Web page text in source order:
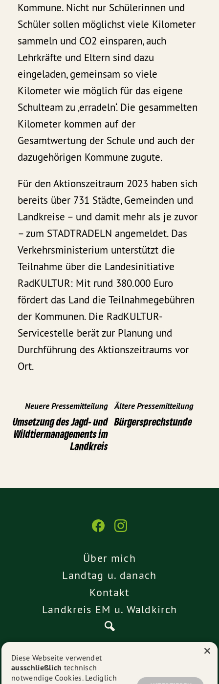
Kommune. Nicht nur Schülerinnen und
Schüler sollen möglichst viele Kilometer
sammeln und CO2 einsparen, auch
Lehrkräfte und Eltern sind dazu
eingeladen, gemeinsam so viele
Kilometer wie möglich für das eigene
Schulteam zu ‚erradeln‘. Die gesammelten
Kilometer kommen auf der
Gesamtwertung der Schule und auch der
dazugehörigen Kommune zugute.
Für den Aktionszeitraum 2023 haben sich
bereits über 731 Städte, Gemeinden und
Landkreise – und damit mehr als je zuvor
– zum STADTRADELN angemeldet. Das
Verkehrsministerium unterstützt die
Teilnahme über die Landesinitiative
RadKULTUR: Mit rund 380.000 Euro
fördert das Land die Teilnahmegebühren
der Kommunen. Die RadKULTUR-
Servicestelle berät zur Planung und
Durchführung des Aktionszeitraums vor
Ort.
Neuere Pressemitteilung
Umsetzung des Jagd- und
Wildtiermanagements im
Landkreis
Ältere Pressemitteilung
Bürgersprechstunde
Über mich
Landtag u. danach
Kontakt
Landkreis EM u. Waldkirch
Impressum
Diese Webseite verwendet
ausschließlich technisch
notwendige Cookies. Lediglich
×